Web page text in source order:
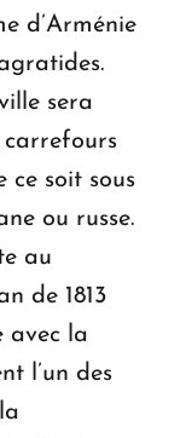
d’Arménie
sera
carrefours
ce soit sous
ou russe.
au
de 1813
avec la
l’un des